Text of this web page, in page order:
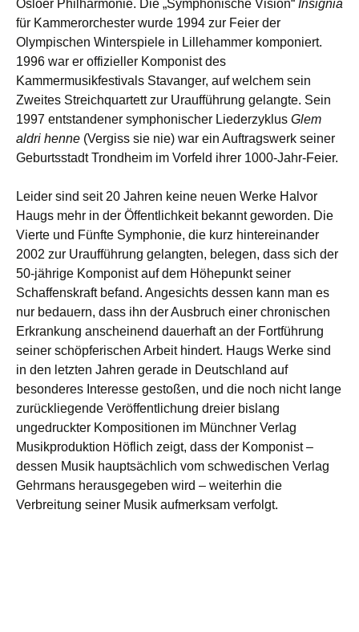
Osloer Philharmonie. Die „Symphonische Vision“ Insignia
für Kammerorchester wurde 1994 zur Feier der
Olympischen Winterspiele in Lillehammer komponiert.
1996 war er offizieller Komponist des
Kammermusikfestivals Stavanger, auf welchem sein
Zweites Streichquartett zur Uraufführung gelangte. Sein
1997 entstandener symphonischer Liederzyklus Glem
aldri henne (Vergiss sie nie) war ein Auftragswerk seiner
Geburtsstadt Trondheim im Vorfeld ihrer 1000-Jahr-Feier.
Leider sind seit 20 Jahren keine neuen Werke Halvor
Haugs mehr in der Öffentlichkeit bekannt geworden. Die
Vierte und Fünfte Symphonie, die kurz hintereinander
2002 zur Uraufführung gelangten, belegen, dass sich der
50-jährige Komponist auf dem Höhepunkt seiner
Schaffenskraft befand. Angesichts dessen kann man es
nur bedauern, dass ihn der Ausbruch einer chronischen
Erkrankung anscheinend dauerhaft an der Fortführung
seiner schöpferischen Arbeit hindert. Haugs Werke sind
in den letzten Jahren gerade in Deutschland auf
besonderes Interesse gestoßen, und die noch nicht lange
zurückliegende Veröffentlichung dreier bislang
ungedruckter Kompositionen im Münchner Verlag
Musikproduktion Höflich zeigt, dass der Komponist –
dessen Musik hauptsächlich vom schwedischen Verlag
Gehrmans herausgegeben wird – weiterhin die
Verbreitung seiner Musik aufmerksam verfolgt.